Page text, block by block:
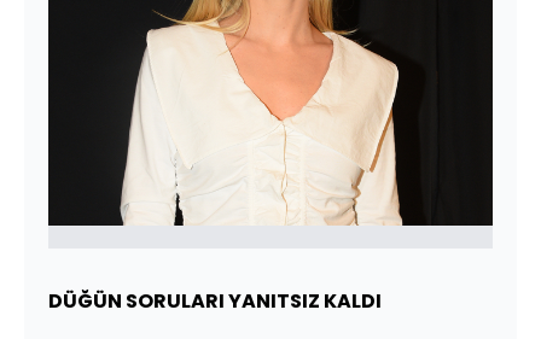
DÜĞÜN SORULARI YANITSIZ KALDI